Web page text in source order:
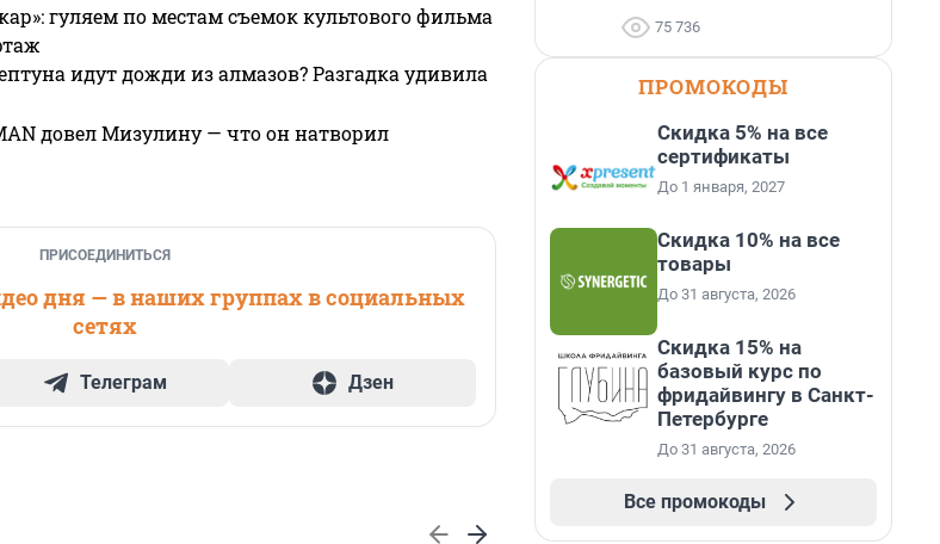
гуляем по местам съемок культового фильма
идут дожди из алмазов? Разгадка удивила
довел Мизулину — что он натворил
ПРИСОЕДИНИТЬСЯ
дня — в наших группах в социальных
сетях
Телеграм Дзен
75 736
ПРОМОКОДЫ
Скидка 5% на все
сертификаты
До 1 января, 2027
Скидка 10% на все
товары
До 31 августа, 2026
Скидка 15% на
базовый курс по
фридайвингу в Санкт-
Петербурге
До 31 августа, 2026
Все промокоды